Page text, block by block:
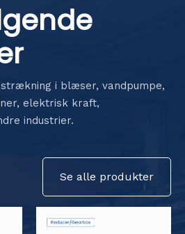
i blæser, vandpumpe,
elektrisk kraft,
industrier.
Se alle produkter